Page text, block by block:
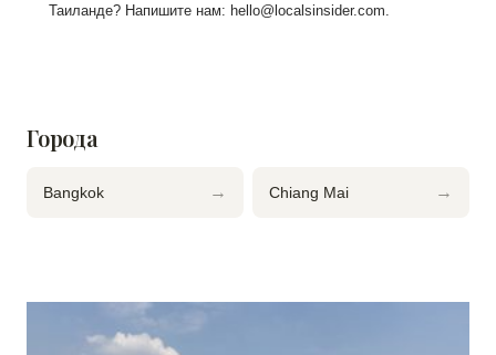
Таиланде? Напишите нам: hello@localsinsider.com.
Города
Bangkok → Chiang Mai →